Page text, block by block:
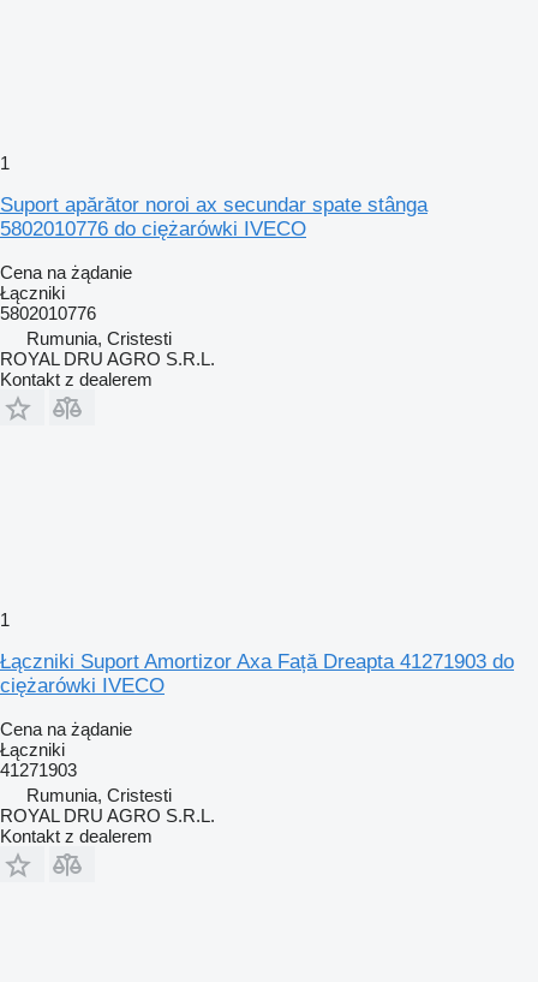
1
Suport apărător noroi ax secundar spate stânga
5802010776 do ciężarówki IVECO
Cena na żądanie
Łączniki
5802010776
Rumunia, Cristesti
ROYAL DRU AGRO S.R.L.
Kontakt z dealerem
1
Łączniki Suport Amortizor Axa Față Dreapta 41271903 do
ciężarówki IVECO
Cena na żądanie
Łączniki
41271903
Rumunia, Cristesti
ROYAL DRU AGRO S.R.L.
Kontakt z dealerem